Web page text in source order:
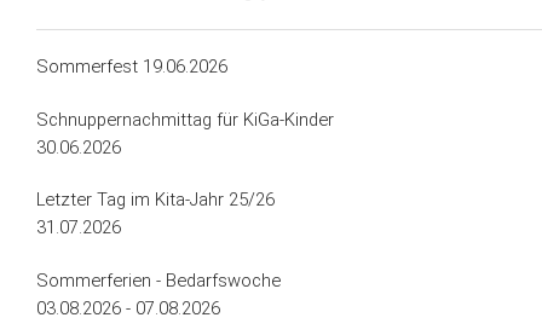
Sommerfest 19.06.2026
Schnuppernachmittag für KiGa-Kinder
30.06.2026
Letzter Tag im Kita-Jahr 25/26
31.07.2026
Sommerferien - Bedarfswoche
03.08.2026 - 07.08.2026